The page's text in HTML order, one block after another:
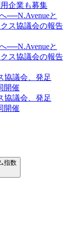
企業も募集
──N.Avenueと
ス協議会の報告
──N.Avenueと
ス協議会の報告
協議会、発足
開催
協議会、発足
開催
指数